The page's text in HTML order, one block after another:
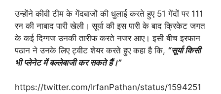
उन्होंने कीवी टीम के गेंदबाजों की धुलाई करते हुए 51 गेंदों पर 111
रन की नाबाद पारी खेली। सूर्या की इस पारी के बाद क्रिकेट जगत
के कई दिग्गज उनकी तारीफ करते नजर आए। इसी बीच इरफान
पठान ने उनके लिए ट्वीट शेयर करते हुए कहा है कि, “सूर्या किसी
भी प्लेनेट में बल्लेबाजी कर सकते हैं।”
https://twitter.com/IrfanPathan/status/1594251